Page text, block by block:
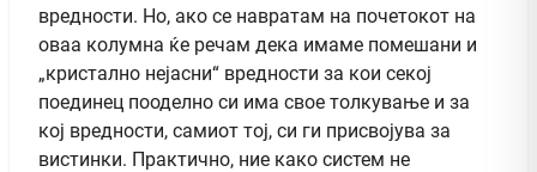
вредности. Но, ако се навратам на почетокот на
оваа колумна ќе речам дека имаме помешани и
„кристално нејасни“ вредности за кои секој
поединец пооделно си има свое толкување и за
кој вредности, самиот тој, си ги присвојува за
вистинки. Практично, ние како систем не